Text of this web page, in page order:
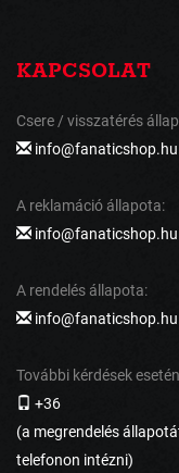
KAPCSOLAT
Csere / visszatérés
info@fanaticshop.hu
A reklamáció állapota:
info@fanaticshop.hu
A rendelés állapota:
info@fanaticshop.hu
További kérdések
+36
(a megrendelés
telefonon intézni)